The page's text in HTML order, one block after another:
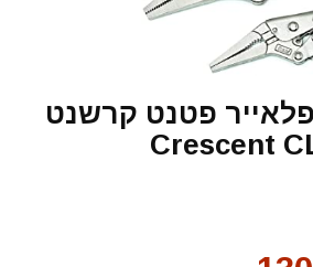
פלאייר פטנט קרשנט
Crescent